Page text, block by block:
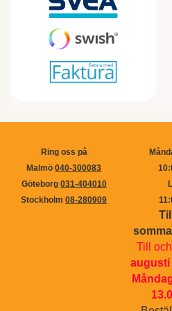
Ring oss på
Malmö040-300083
Göteborg 031-404010
Stockholm08-280909
Till
augusti